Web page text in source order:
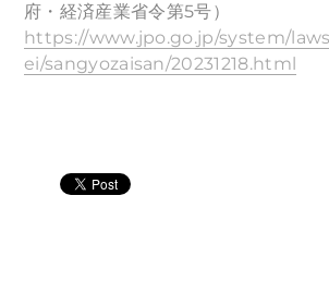
府・経済産業省令第5号）
https://www.jpo.go.jp/system/
ei/sangyozaisan/20231218.html